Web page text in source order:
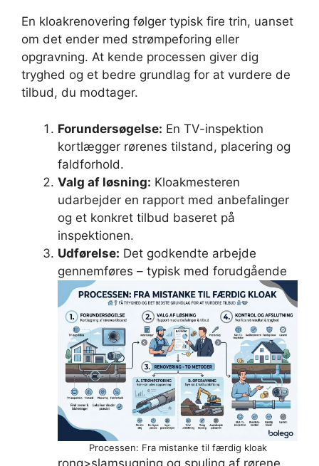
En kloakrenovering følger typisk fire trin, uanset
om det ender med strømpeforing eller
opgravning. At kende processen giver dig
tryghed og et bedre grundlag for at vurdere de
tilbud, du modtager.
Forundersøgelse: En TV-inspektion
kortlægger rørenes tilstand, placering og
faldforhold.
Valg af løsning: Kloakmesteren
udarbejder en rapport med anbefalinger
og et konkret tilbud baseret på
inspektionen.
Udførelse: Det godkendte arbejde
gennemføres – typisk med forudgående
Processen: Fra mistanke til færdig kloak